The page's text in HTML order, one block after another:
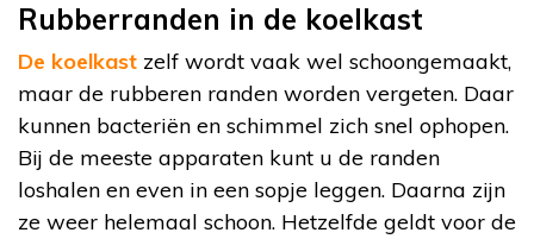
Rubberranden in de koelkast
De koelkast zelf wordt vaak wel schoongemaakt,
maar de rubberen randen worden vergeten. Daar
kunnen bacteriën en schimmel zich snel ophopen.
Bij de meeste apparaten kunt u de randen
loshalen en even in een sopje leggen. Daarna zijn
ze weer helemaal schoon. Hetzelfde geldt voor de